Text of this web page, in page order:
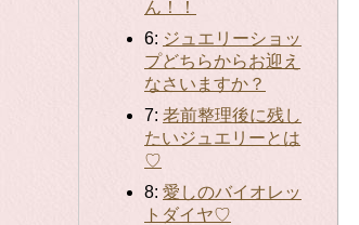
ん！！
6: ジュエリーショッ
プどちらからお迎え
なさいますか？
7: 老前整理後に残し
たいジュエリーとは
♡
8: 愛しのバイオレッ
トダイヤ♡